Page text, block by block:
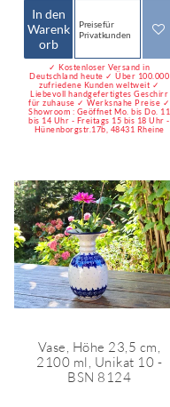
In den
Warenk
orb
Preise für
Privatkunden
✓ Kostenloser Versand in
Deutschland heute ✓ Über 100.000
zufriedene Kunden weltweit ✓
Liebevoll handgefertigtes Geschirr
für zuhause ✓ Werksnahe Preise ✓
Showroom : Geöffnet Mo. bis Do. 11
bis 14 Uhr - Freitags 15 bis 18 Uhr -
Hünenborgstr.17b, 48431 Rheine
Vase, Höhe 23,5 cm,
2100 ml, Unikat 10 -
BSN 8124